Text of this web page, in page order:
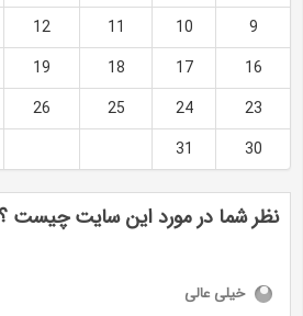
9
10
11
12
16
17
18
19
23
24
25
26
30
31
نظر شما در مورد این سایت چیست ؟
خیلی عالی